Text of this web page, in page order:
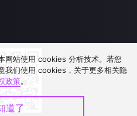
网站使用 cookies 分析技术。若您
我们使用 cookies，关于更多相关隐
政策。
道了